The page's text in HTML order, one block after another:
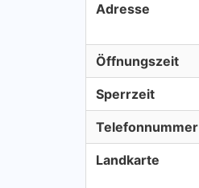
Adresse
Öffnungszeit
Sperrzeit
Telefonnummer
Landkarte